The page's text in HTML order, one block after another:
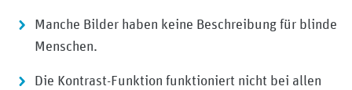
Manche Bilder haben keine Beschreibung für blinde
Menschen.
Die Kontrast-Funktion funktioniert nicht bei allen